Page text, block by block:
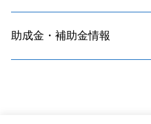
助成金・補助金情報